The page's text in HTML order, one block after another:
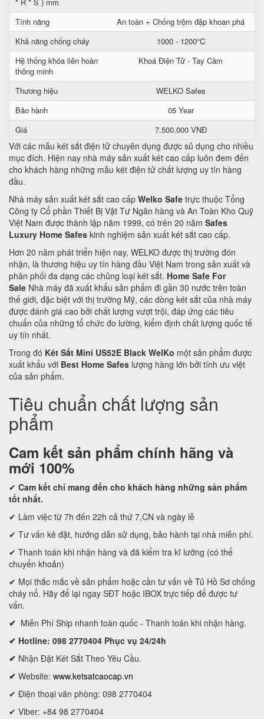
Tính năng
An toàn + Chống trộm đập khoan phá
Khả năng chống cháy
1000 - 1200°C
Hệ thống khóa liên hoàn
thông minh
Khoá Điện Tử - Tay Cầm
Thương hiệu
WELKO Safes
Bảo hành
05 Year
Giá
7.500.000 VNĐ
Với các mẫu két sắt điện tử chuyên dụng được sủ dụng cho nhiều
mục đích. Hiện nay nhà máy sản xuất két cao cấp luôn đem đến
cho khách hàng những mẫu két điện tử chất lượng uy tín hàng
đầu.
Nhà máy sản xuất két sắt cao cấp Welko Safe trực thuộc Tổng
Công ty Cổ phần Thiết Bị Vật Tư Ngân hàng và An Toàn Kho Quỹ
Việt Nam được thành lập năm 1999, có trên 20 năm Safes
Luxury Home Safes kinh nghiệm sản xuất két sắt cao cấp.
Hơn 20 năm phát triển hiện nay, WELKO được thị trường đón
nhận, là thương hiệu uy tín hàng đầu Việt Nam trong sản xuất và
phân phối đa dạng các chủng loại két sắt. Home Safe For
Sale Nhà máy đã xuất khẩu sản phẩm đi gần 30 nước trên toàn
thế giới, đặc biệt với thị trường Mỹ, các dòng két sắt của nhà máy
được đánh giá cao bởi chất lượng vượt trội, đáp ứng các tiêu
chuẩn của những tổ chức đo lường, kiểm định chất lượng quốc tế
uy tín nhất.
Trong đó Két Sắt Mini US52E Black WelKo một sản phẩm được
xuất khẩu với Best Home Safes lượng hàng lớn bởi tính ưu việt
của sản phẩm.
Tiêu chuẩn chất lượng sản
phẩm
Cam kết sản phẩm chính hãng và
mới 100%
✔ Cam kết chỉ mang đến cho khách hàng những sản phẩm
tốt nhất.
✔ Làm việc từ 7h đến 22h cả thứ 7,CN và ngày lễ
✔ Tư vấn kê đặt, hướng dẫn sử dụng, bảo hành tại nhà miễn phí.
✔ Thanh toán khi nhận hàng và đã kiểm tra kĩ lưỡng (có thể
chuyển khoản)
✔ Mọi thắc mắc về sản phẩm hoặc cần tư vấn về Tủ Hồ Sơ chống
cháy nổ. Hãy để lại ngay SĐT hoặc IBOX trực tiếp để được tư
vấn.
✔ Miễn Phí Ship nhanh toàn quốc - Thanh toán khi nhận hàng.
✔ Hotline: 098 2770404 Phục vụ 24/24h
✔ Nhận Đặt Két Sắt Theo Yêu Cầu.
✔ Website: www.ketsatcaocap.vn
✔ Điện thoại văn phòng: 098 2770404
✔ Viber: +84 98 2770404